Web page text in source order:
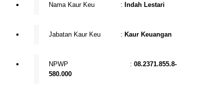
Nama Kaur Keu : Indah Lestari
Jabatan Kaur Keu : Kaur Keuangan
NPWP : 08.2371.855.8-
580.000